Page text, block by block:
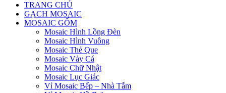
TRANG CHỦ
GẠCH MOSAIC
MOSAIC GỐM
Mosaic Hình Lồng Đèn
Mosaic Hình Vuông
Mosaic Thẻ Que
Mosaic Vảy Cá
Mosaic Chữ Nhật
Mosaic Lục Giác
Vỉ Mosaic Bếp – Nhà Tắm